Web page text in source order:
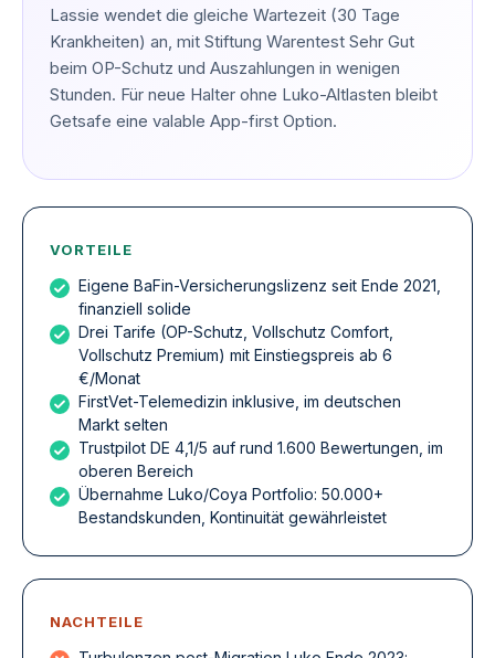
Lassie wendet die gleiche Wartezeit (30 Tage
Krankheiten) an, mit Stiftung Warentest Sehr Gut
beim OP-Schutz und Auszahlungen in wenigen
Stunden. Für neue Halter ohne Luko-Altlasten bleibt
Getsafe eine valable App-first Option.
VORTEILE
Eigene BaFin-Versicherungslizenz seit Ende 2021,
finanziell solide
Drei Tarife (OP-Schutz, Vollschutz Comfort,
Vollschutz Premium) mit Einstiegspreis ab 6
€/Monat
FirstVet-Telemedizin inklusive, im deutschen
Markt selten
Trustpilot DE 4,1/5 auf rund 1.600 Bewertungen, im
oberen Bereich
Übernahme Luko/Coya Portfolio: 50.000+
Bestandskunden, Kontinuität gewährleistet
NACHTEILE